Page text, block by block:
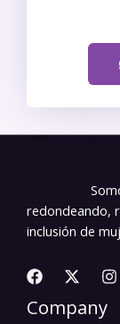
Somos un
redondeando,
inclusión de
Company